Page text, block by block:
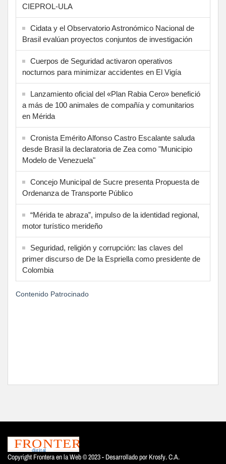
CIEPROL-ULA
Cidata y el Observatorio Astronómico Nacional de
Brasil evalúan proyectos conjuntos de investigación
Cuerpos de Seguridad activaron operativos
nocturnos para minimizar accidentes en El Vigía
Lanzamiento oficial del «Plan Rabia Cero» benefició
a más de 100 animales de compañía y comunitarios
en Mérida
Cronista Emérito Alfonso Castro Escalante saluda
desde Brasil la declaratoria de Zea como "Municipio
Modelo de Venezuela"
Concejo Municipal de Sucre presenta Propuesta de
Ordenanza de Transporte Público
“Mérida te abraza”, impulso de la identidad regional,
motor turístico merideño
Seguridad, religión y corrupción: las claves del
primer discurso de De la Espriella como presidente de
Colombia
Contenido Patrocinado
Copyright Frontera en la Web © 2023 - Desarrollado por Krosfy. C.A.